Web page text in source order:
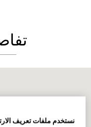
نستخدم ملفات تعريف